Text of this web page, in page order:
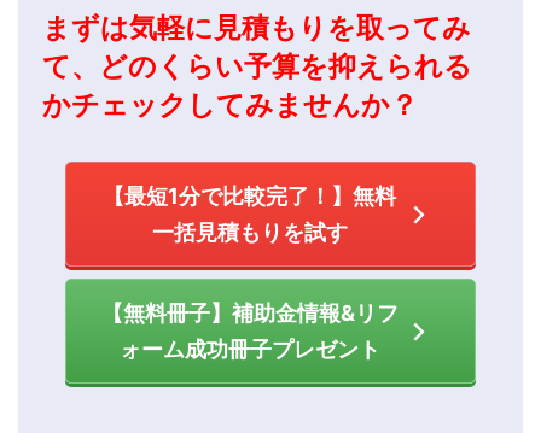
まずは気軽に見積もりを取ってみ
て、どのくらい予算を抑えられる
かチェックしてみませんか？
【最短1分で比較完了！】無料
一括見積もりを試す
【無料冊子】補助金情報&リフ
ォーム成功冊子プレゼント